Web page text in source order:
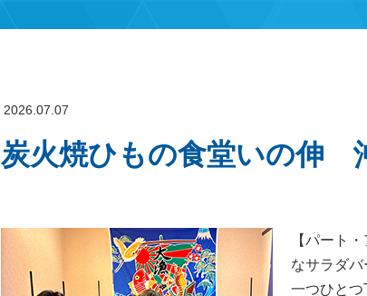
2026.07.07
炭火焼ひもの食堂いの伸
【パート
なサラダ
一つひとつ